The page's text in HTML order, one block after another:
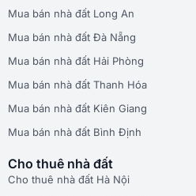
Mua bán nhà đất Long An
Mua bán nhà đất Đà Nẵng
Mua bán nhà đất Hải Phòng
Mua bán nhà đất Thanh Hóa
Mua bán nhà đất Kiên Giang
Mua bán nhà đất Bình Định
Cho thuê nhà đất
Cho thuê nhà đất Hà Nội